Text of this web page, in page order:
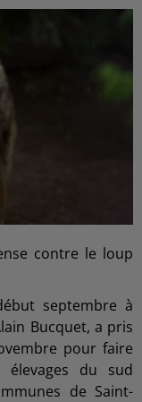
contre le loup
septembre à
Bucquet, a pris
pour faire
élevages du sud
de Saint-